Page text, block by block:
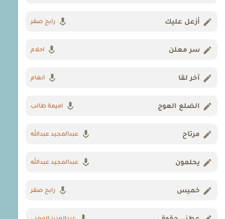
أزعل عليك رابح صقر
سر معلن احلام
آخر لقا انغام
الضلع العوج اميمة طالب
مرتاح عبدالمجيد عبدالله
يحلمون عبدالمجيد عبدالله
خميس رابح صقر